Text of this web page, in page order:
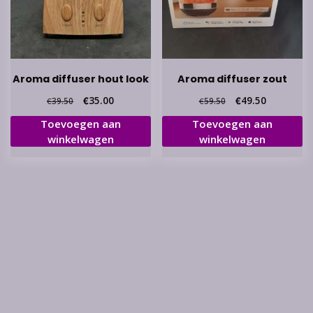
Aroma diffuser hout look
€39.50
Oorspronkelijke
prijs
was:
€39.50.
€35.00Huidige
prijs
is:
Toevoegen aan
winkelwagen
Aroma diffuser zout
€59.50
Oorspronkelijke
prijs
was:
€59.50.
€49.50Huidige
prijs
is:
Toevoegen aan
winkelwagen